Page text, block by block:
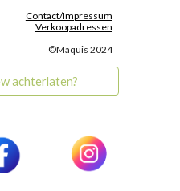
Contact/Impressum
Verkoopadressen
©Maquis 2024
achterlaten?